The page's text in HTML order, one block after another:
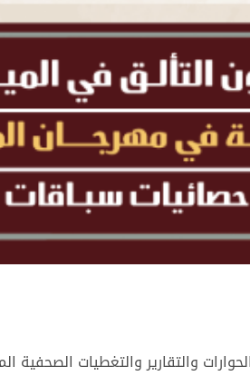
والتقارير والتغطيات الصحفية